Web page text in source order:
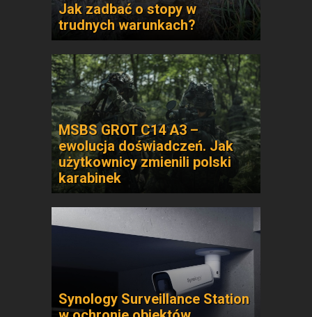
Jak zadbać o stopy w
trudnych warunkach?
MSBS GROT C14 A3 –
ewolucja doświadczeń. Jak
użytkownicy zmienili polski
karabinek
Synology Surveillance Station